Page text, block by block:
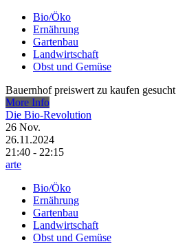
Bio/Öko
Ernährung
Gartenbau
Landwirtschaft
Obst und Gemüse
Bauernhof preiswert zu kaufen gesucht
More Info
Die Bio-Revolution
26 Nov.
26.11.2024
21:40 - 22:15
arte
Bio/Öko
Ernährung
Gartenbau
Landwirtschaft
Obst und Gemüse